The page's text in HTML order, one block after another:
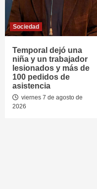
Sociedad
Temporal dejó una
niña y un trabajador
lesionados y más de
100 pedidos de
asistencia
viernes 7 de agosto de
2026